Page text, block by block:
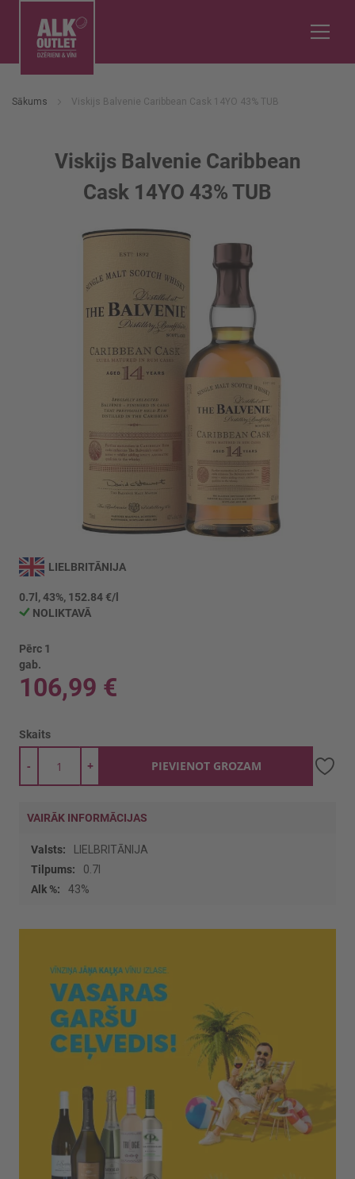
Sākums Viskijs Balvenie Caribbean Cask 14YO 43% TUB
Viskijs Balvenie Caribbean
Cask 14YO 43% TUB
uz
galerijas
sākumu
LIELBRITĀNIJA
0.7l, 43%, 152.84 €/l
NOLIKTAVĀ
Pērc 1
gab.
106,99 €
Skaits
+
- PIEVIENOT GROZAM
VAIRĀK INFORMĀCIJAS
Vairāk
informācijas
LIELBRITĀNIJA
0.7l
43%